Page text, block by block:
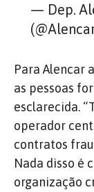
— Dep.
Para Alencar
as pessoas
esclarecida.
operador
contratos
Nada disso é
organização